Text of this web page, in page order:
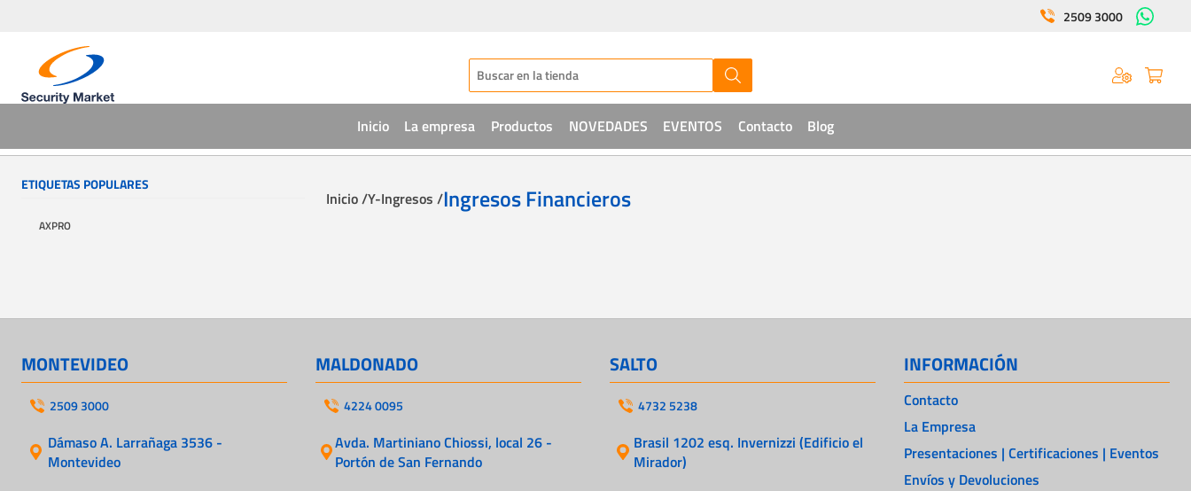
2509 3000
Inicio La empresa Productos
Incendio
NOVEDADES EVENTOS Contacto Blog
Inicio /Y-Ingresos /Ingresos Financieros
ETIQUETAS POPULARES
AXPRO
MONTEVIDEO
2509 3000
Dámaso A. Larrañaga 3536 -
Montevideo
MALDONADO
4224 0095
Avda. Martiniano Chiossi, local 26 -
Portón de San Fernando
SALTO
4732 5238
Brasil 1202 esq. Invernizzi (Edificio el
Mirador)
INFORMACIÓN
Contacto
La Empresa
Presentaciones | Certificaciones | Eventos
Envíos y Devoluciones